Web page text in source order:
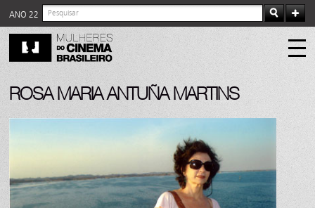
ANO 22
ROSA MARIA ANTUÑA MARTINS